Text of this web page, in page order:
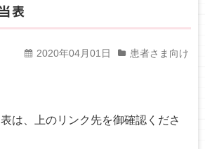
表
2020年04月01日 患者さま向け
は、上のリンク先を御確認くださ